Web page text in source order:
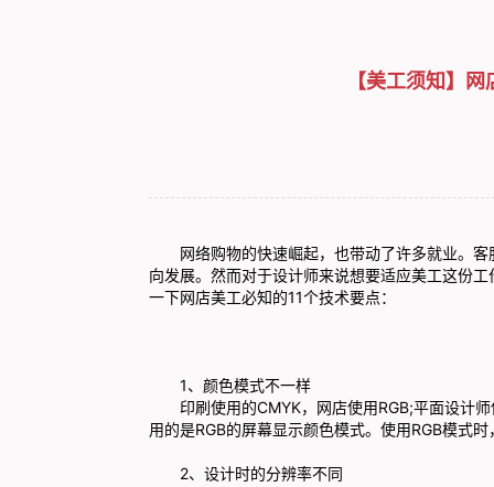
【美工须知】
网络购物的快速崛起，也带动了许多就业。 客
向发展。然而对于设计师来说想要适应美工这份
一下网店美工必知的11个技术要点：
1、颜色模式不一样
印刷使用的CMYK，网店使用RGB;平面设计师
用的是RGB的屏幕显示颜色模式。使用RGB模式
2、设计时的分辨率不同